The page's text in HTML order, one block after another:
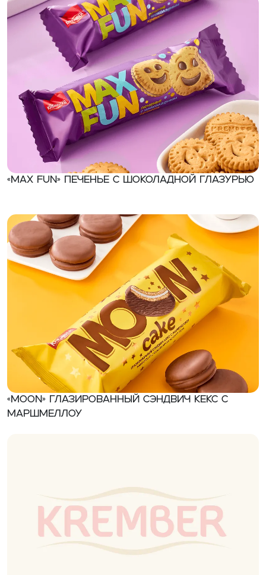
«MAX FUN» Печенье с шоколадной глазурью
«MOON» Глазированный сэндвич кекс с
маршмеллоу